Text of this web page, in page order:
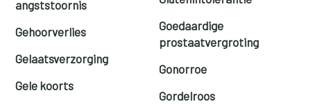
angststoornis
Gehoorverlies
Gelaatsverzorging
Gele koorts
Goedaardige
prostaatvergroting
Gonorroe
Gordelroos